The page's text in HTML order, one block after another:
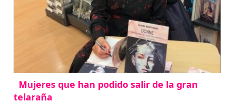
Mujeres que han podido salir de la gran
telaraña